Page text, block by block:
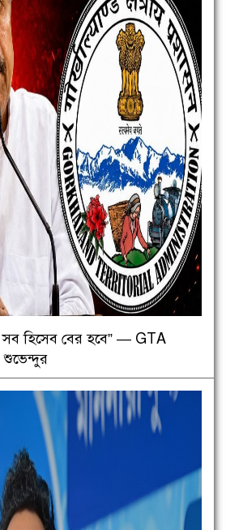
সব হিসেব বের হবে” — GTA
শুভেন্দুর